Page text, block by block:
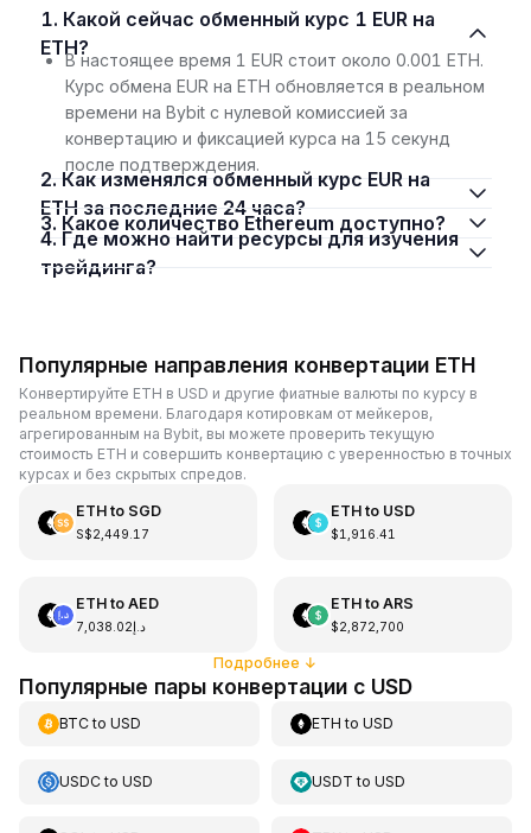
1. Какой сейчас обменный курс 1 EUR на
ETH?
В настоящее время 1 EUR стоит около 0.001 ETH.
Курс обмена EUR на ETH обновляется в реальном
времени на Bybit с нулевой комиссией за
конвертацию и фиксацией курса на 15 секунд
после подтверждения.
2. Как изменялся обменный курс EUR на
ETH за последние 24 часа?
3. Какое количество Ethereum доступно?
4. Где можно найти ресурсы для изучения
трейдинга?
Популярные направления конвертации ETH
Конвертируйте ETH в USD и другие фиатные валюты по курсу в
реальном времени. Благодаря котировкам от мейкеров,
агрегированным на Bybit, вы можете проверить текущую
стоимость ETH и совершить конвертацию с уверенностью в точных
курсах и без скрытых спредов.
ETHto SGD
S$2,449.17
ETHto USD
$1,916.41
ETHto AED
د.إ7,038.02
ETHto ARS
$2,872,700
Подробнее ↓
Популярные пары конвертации с USD
BTCto USD ETH toUSD
USDCto USD USDT toUSD